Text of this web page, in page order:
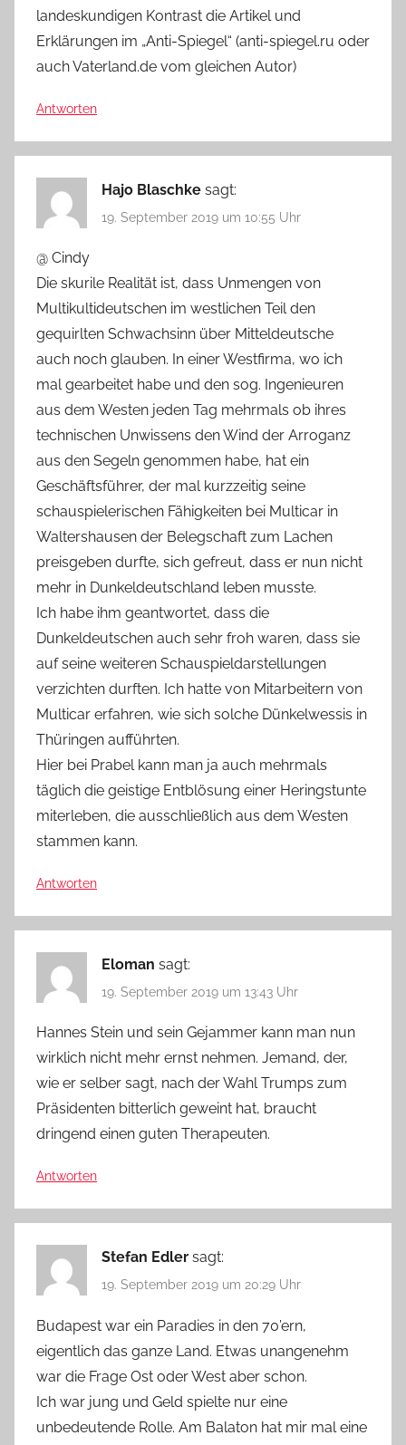
landeskundigen Kontrast die Artikel und
Erklärungen im „Anti-Spiegel“ (anti-spiegel.ru oder
auch Vaterland.de vom gleichen Autor)
Antworten
Hajo Blaschke sagt:
19. September 2019 um 10:55 Uhr
@ Cindy
Die skurile Realität ist, dass Unmengen von
Multikultideutschen im westlichen Teil den
gequirlten Schwachsinn über Mitteldeutsche
auch noch glauben. In einer Westfirma, wo ich
mal gearbeitet habe und den sog. Ingenieuren
aus dem Westen jeden Tag mehrmals ob ihres
technischen Unwissens den Wind der Arroganz
aus den Segeln genommen habe, hat ein
Geschäftsführer, der mal kurzzeitig seine
schauspielerischen Fähigkeiten bei Multicar in
Waltershausen der Belegschaft zum Lachen
preisgeben durfte, sich gefreut, dass er nun nicht
mehr in Dunkeldeutschland leben musste.
Ich habe ihm geantwortet, dass die
Dunkeldeutschen auch sehr froh waren, dass sie
auf seine weiteren Schauspieldarstellungen
verzichten durften. Ich hatte von Mitarbeitern von
Multicar erfahren, wie sich solche Dünkelwessis in
Thüringen aufführten.
Hier bei Prabel kann man ja auch mehrmals
täglich die geistige Entblösung einer Heringstunte
miterleben, die ausschließlich aus dem Westen
stammen kann.
Antworten
Eloman sagt:
19. September 2019 um 13:43 Uhr
Hannes Stein und sein Gejammer kann man nun
wirklich nicht mehr ernst nehmen. Jemand, der,
wie er selber sagt, nach der Wahl Trumps zum
Präsidenten bitterlich geweint hat, braucht
dringend einen guten Therapeuten.
Antworten
Stefan Edler sagt:
19. September 2019 um 20:29 Uhr
Budapest war ein Paradies in den 70’ern,
eigentlich das ganze Land. Etwas unangenehm
war die Frage Ost oder West aber schon.
Ich war jung und Geld spielte nur eine
unbedeutende Rolle. Am Balaton hat mir mal eine